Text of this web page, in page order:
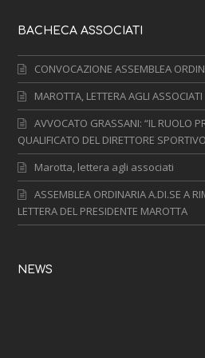
BACHECA ASSOCIATI
CONVOCAZIONE ASSEMBLEA
MAROTTA, LETTERA AGLI ASSOCIATI
AVVOCATO GRASSANI: “IL RUOLO
QUALIFICATO DEL DIRETTORE
Marotta, lettera agli associati
ASSEMBLEA ORDINARIA A.DI.SE A
LETTERA DEL PRESIDENTE MAROTTA
NEWS